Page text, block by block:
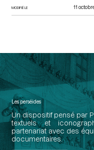
MODIFIÉ LE 11
Les perséides
Un dispositif pensé par
textuels et
partenariat avec des
documentaires.